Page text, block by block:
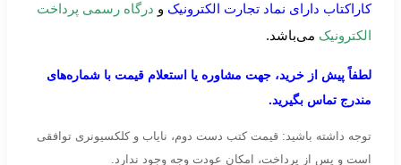
کاراکتاب دارای نماد تجارت الکترونیک و درگاه رسمی پرداخت
الکترونیک می‌باشد.
لطفاً پیش از خرید، جهت مشاوره یا استعلام قیمت با شماره‌های
مندرج تماس بگیرید.
توجه داشته باشید: قیمت کتب دست دوم، نایاب و کلکسیونری توافقی
است و پس از پرداخت، امکان عودت وجه وجود ندارد.